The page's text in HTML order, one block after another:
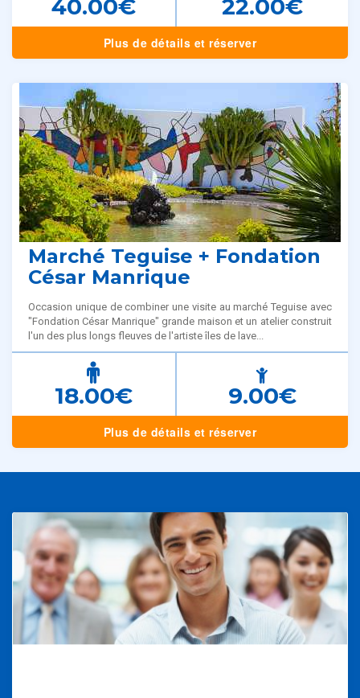
40.00€ 22.00€
Plus de détails et réserver
Marché Teguise + Fondation
César Manrique
Occasion unique de combiner une visite au marché Teguise avec
"Fondation César Manrique" grande maison et un atelier construit
l'un des plus longs fleuves de l'artiste îles de lave...
18.00€ 9.00€
Plus de détails et réserver